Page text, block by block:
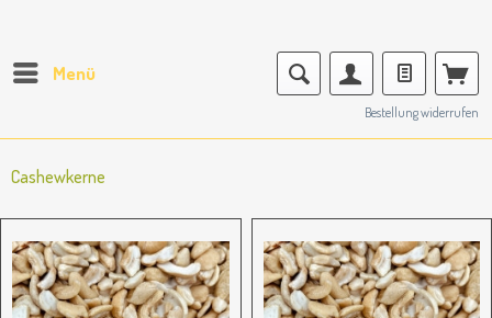
Menü
Bestellung widerrufen
Cashewkerne